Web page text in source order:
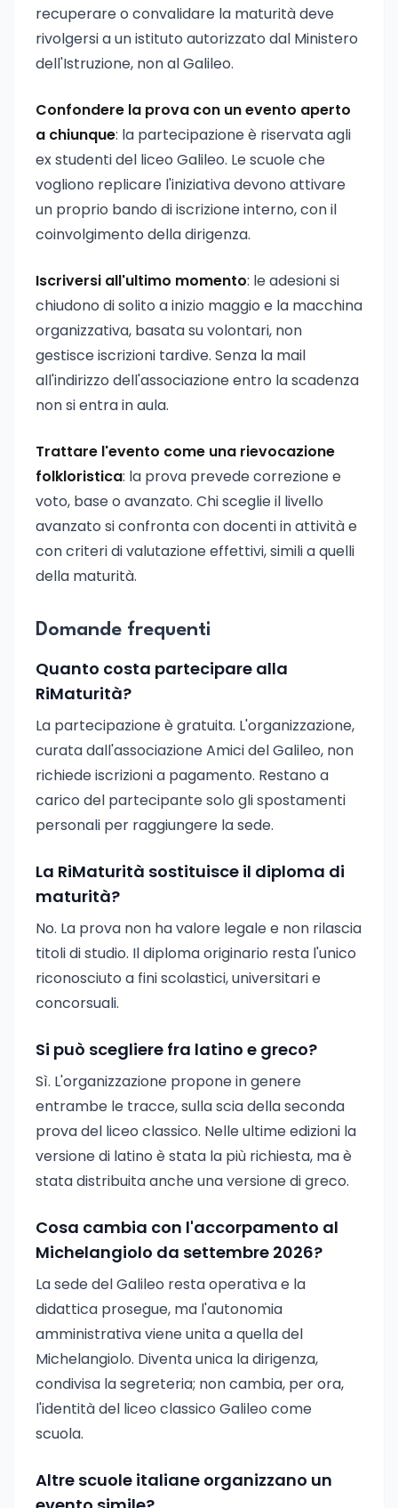
recuperare o convalidare la maturità deve
rivolgersi a un istituto autorizzato dal Ministero
dell'Istruzione, non al Galileo.
Confondere la prova con un evento aperto
a chiunque: la partecipazione è riservata agli
ex studenti del liceo Galileo. Le scuole che
vogliono replicare l'iniziativa devono attivare
un proprio bando di iscrizione interno, con il
coinvolgimento della dirigenza.
Iscriversi all'ultimo momento: le adesioni si
chiudono di solito a inizio maggio e la macchina
organizzativa, basata su volontari, non
gestisce iscrizioni tardive. Senza la mail
all'indirizzo dell'associazione entro la scadenza
non si entra in aula.
Trattare l'evento come una rievocazione
folkloristica: la prova prevede correzione e
voto, base o avanzato. Chi sceglie il livello
avanzato si confronta con docenti in attività e
con criteri di valutazione effettivi, simili a quelli
della maturità.
Domande frequenti
Quanto costa partecipare alla
RiMaturità?
La partecipazione è gratuita. L'organizzazione,
curata dall'associazione Amici del Galileo, non
richiede iscrizioni a pagamento. Restano a
carico del partecipante solo gli spostamenti
personali per raggiungere la sede.
La RiMaturità sostituisce il diploma di
maturità?
No. La prova non ha valore legale e non rilascia
titoli di studio. Il diploma originario resta l'unico
riconosciuto a fini scolastici, universitari e
concorsuali.
Si può scegliere fra latino e greco?
Sì. L'organizzazione propone in genere
entrambe le tracce, sulla scia della seconda
prova del liceo classico. Nelle ultime edizioni la
versione di latino è stata la più richiesta, ma è
stata distribuita anche una versione di greco.
Cosa cambia con l'accorpamento al
Michelangiolo da settembre 2026?
La sede del Galileo resta operativa e la
didattica prosegue, ma l'autonomia
amministrativa viene unita a quella del
Michelangiolo. Diventa unica la dirigenza,
condivisa la segreteria; non cambia, per ora,
l'identità del liceo classico Galileo come
scuola.
Altre scuole italiane organizzano un